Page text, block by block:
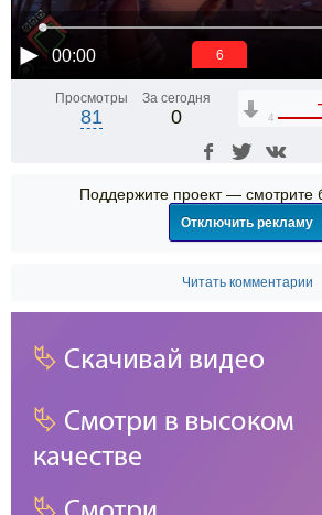
00:00 6
Просмотры
81
За сегодня
0 4
Поддержите проект — смотрите
Отключить рекламу
Читать комментарии